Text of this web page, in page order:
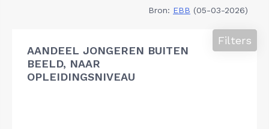
Bron: EBB (05-03-2026)
AANDEEL JONGEREN BUITEN
BEELD, NAAR
OPLEIDINGSNIVEAU
Filters